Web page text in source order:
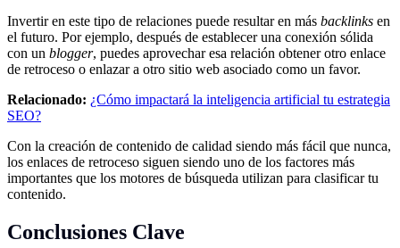
Invertir en este tipo de relaciones puede resultar en más backlinks en
el futuro. Por ejemplo, después de establecer una conexión sólida
con un blogger, puedes aprovechar esa relación obtener otro enlace
de retroceso o enlazar a otro sitio web asociado como un favor.
Relacionado: ¿Cómo impactará la inteligencia artificial tu estrategia
SEO?
Con la creación de contenido de calidad siendo más fácil que nunca,
los enlaces de retroceso siguen siendo uno de los factores más
importantes que los motores de búsqueda utilizan para clasificar tu
contenido.
Conclusiones Clave